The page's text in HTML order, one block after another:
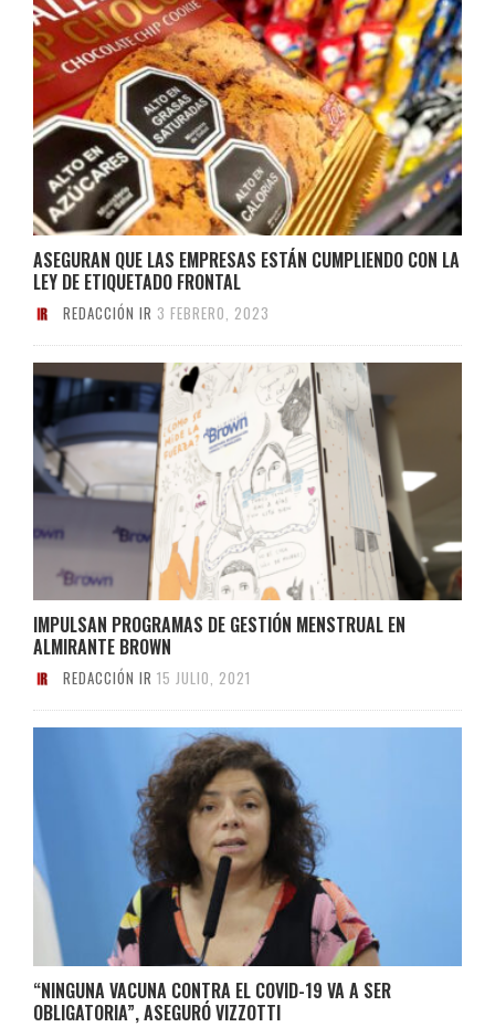
ASEGURAN QUE LAS EMPRESAS ESTÁN CUMPLIENDO CON LA
LEY DE ETIQUETADO FRONTAL
REDACCIÓN IR 3 FEBRERO, 2023
IMPULSAN PROGRAMAS DE GESTIÓN MENSTRUAL EN
ALMIRANTE BROWN
REDACCIÓN IR 15 JULIO, 2021
“NINGUNA VACUNA CONTRA EL COVID-19 VA A SER
OBLIGATORIA”, ASEGURÓ VIZZOTTI